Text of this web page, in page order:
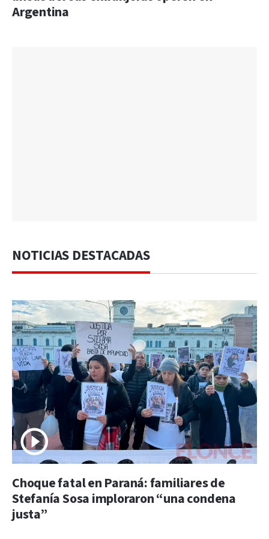
Argentina
NOTICIAS DESTACADAS
Choque fatal en Paraná: familiares de
Stefanía Sosa imploraron “una condena
justa”